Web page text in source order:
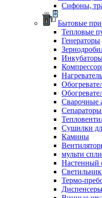
Сифоны,
Бытовые
Тепловые
Генераторы
Сварочные
Сушилки
Камины
мульти
Настенный
Термо-
Диспенсеры